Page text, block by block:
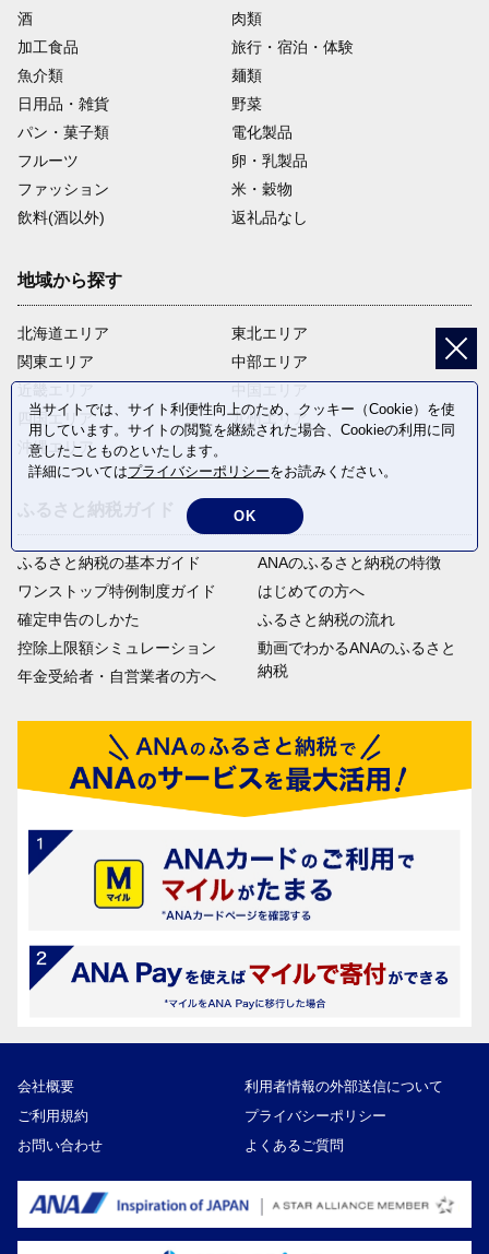
酒
肉類
加工食品
旅行・宿泊・体験
魚介類
麺類
日用品・雑貨
野菜
パン・菓子類
電化製品
フルーツ
卵・乳製品
ファッション
米・穀物
飲料(酒以外)
返礼品なし
地域から探す
北海道エリア
関東エリア
四国エリア
沖縄エリア
東北エリア
中部エリア
九州エリア
ふるさと納税の基本ガイド
ワンストップ特例制度ガイド
確定申告のしかた
控除上限額シミュレーション
年金受給者・自営業者の方へ
ANAのふるさと納税の特徴
はじめての方へ
ふるさと納税の流れ
動画でわかるANAのふるさと
納税
会社概要
利用者情報の外部送信について
ご利用規約
プライバシーポリシー
お問い合わせ
よくあるご質問
当サイトでは、サイト利便性向上のため、クッキー（Cookie）を使
用しています。サイトの閲覧を継続された場合、Cookieの利用に同
意したことものといたします。
詳細についてはプライバシーポリシーをお読みください。
OK